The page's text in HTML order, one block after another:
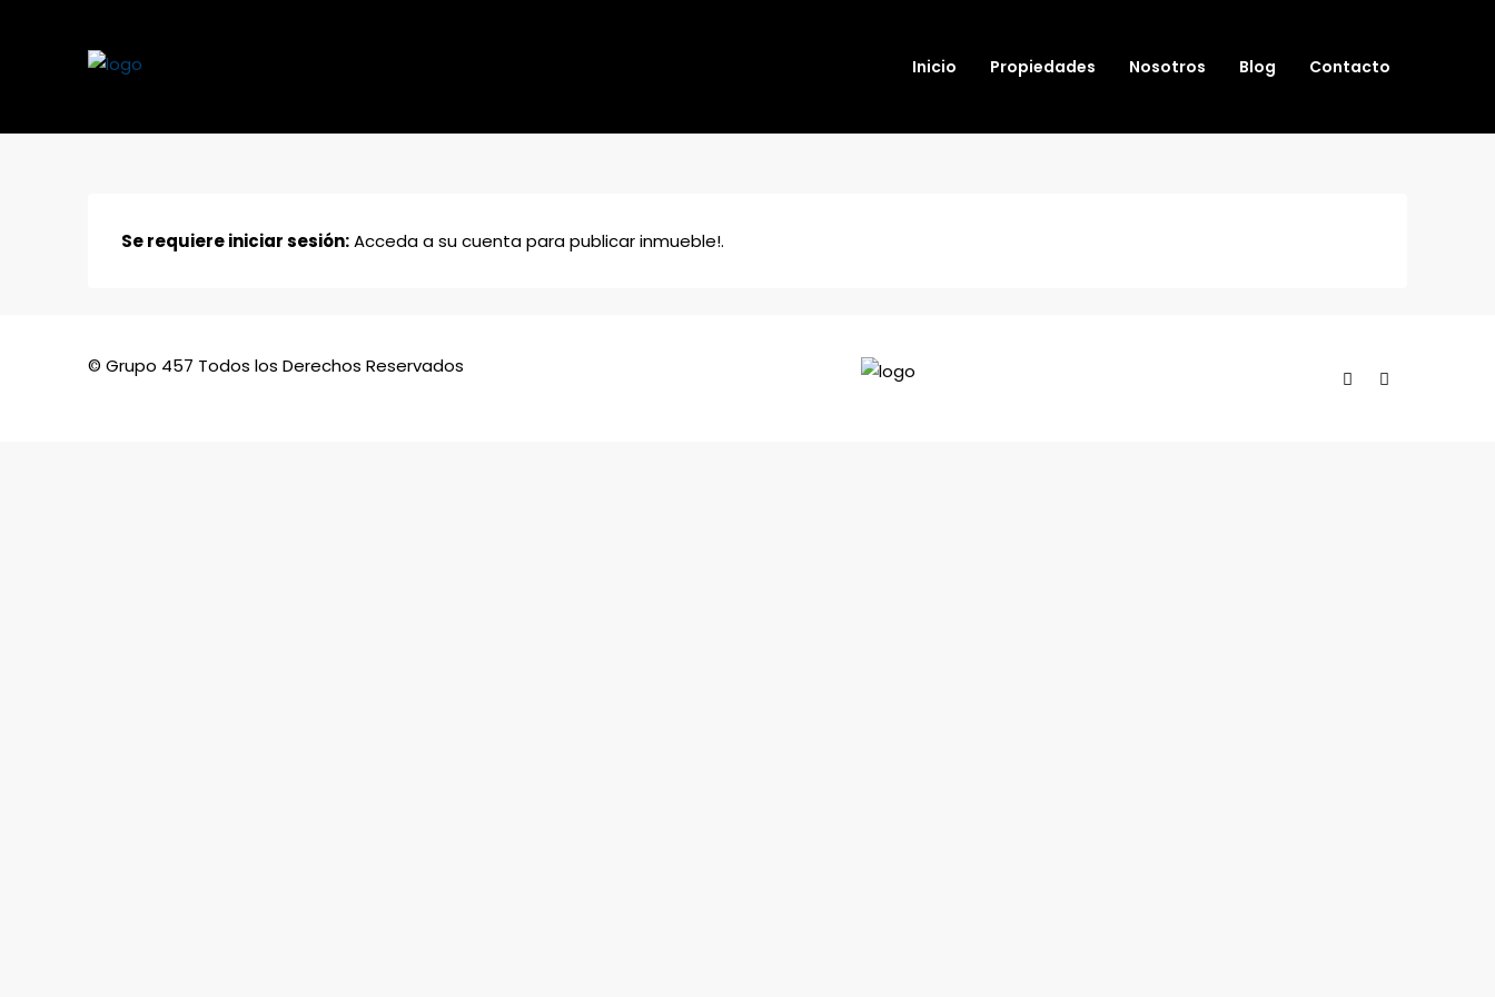
Inicio Propiedades Nosotros Blog Contacto
Se requiere iniciar sesión:Acceda a su cuenta para publicar inmueble!.
© Grupo 457 Todos los Derechos Reservados